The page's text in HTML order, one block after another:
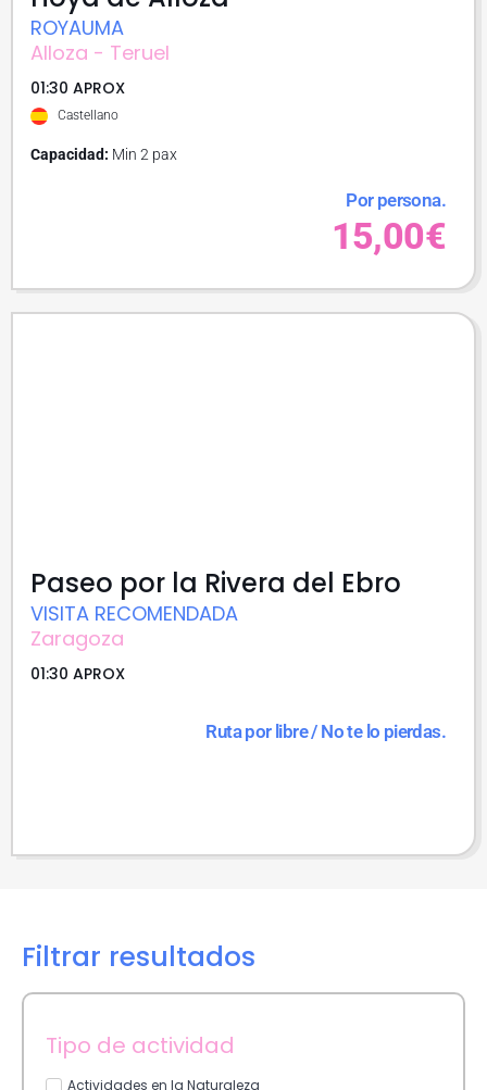
Filtrar resultados
Tipo de actividad
Actividades en la Naturaleza
ROYAUMA
Alloza - Teruel
01:30 APROX
Castellano
Capacidad: Min 2 pax
Por persona.
15,00€
Paseo por la Rivera del Ebro
VISITA RECOMENDADA
Zaragoza
01:30 APROX
Ruta por libre / No te lo pierdas.